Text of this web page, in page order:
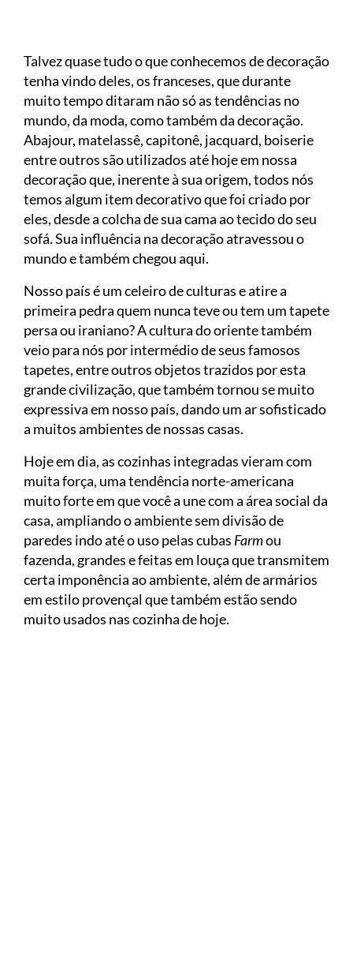
Talvez quase tudo o que conhecemos de decoração
tenha vindo deles, os franceses, que durante
muito tempo ditaram não só as tendências no
mundo, da moda, como também da decoração.
Abajour, matelassê, capitonê, jacquard, boiserie
entre outros são utilizados até hoje em nossa
decoração que, inerente à sua origem, todos nós
temos algum item decorativo que foi criado por
eles, desde a colcha de sua cama ao tecido do seu
sofá. Sua influência na decoração atravessou o
mundo e também chegou aqui.
Nosso país é um celeiro de culturas e atire a
primeira pedra quem nunca teve ou tem um tapete
persa ou iraniano? A cultura do oriente também
veio para nós por intermédio de seus famosos
tapetes, entre outros objetos trazidos por esta
grande civilização, que também tornou se muito
expressiva em nosso país, dando um ar sofisticado
a muitos ambientes de nossas casas.
Hoje em dia, as cozinhas integradas vieram com
muita força, uma tendência norte-americana
muito forte em que você a une com a área social da
casa, ampliando o ambiente sem divisão de
paredes indo até o uso pelas cubas Farmou
fazenda, grandes e feitas em louça que transmitem
certa imponência ao ambiente, além de armários
em estilo provençal que também estão sendo
muito usados nas cozinha de hoje.